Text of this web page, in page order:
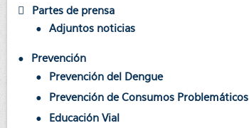
Partes de prensa
Adjuntos noticias
Prevención
Prevención del Dengue
Prevención de Consumos Problemáticos
Educación Vial